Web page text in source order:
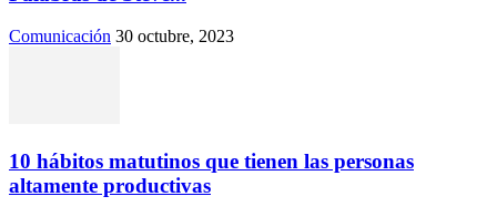
Comunicación 30 octubre, 2023
10 hábitos matutinos que tienen las personas
altamente productivas